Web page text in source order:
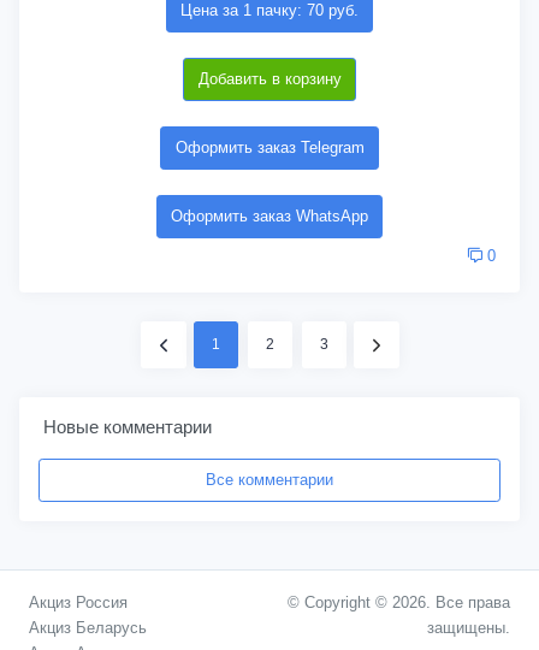
Цена за 1 пачку: 70 руб.
Добавить в корзину
Оформить заказ Telegram
Оформить заказ WhatsApp
0
1 2 3
Новые комментарии
Все комментарии
Акциз Россия
Акциз Беларусь
© Copyright © 2026. Все права
защищены.